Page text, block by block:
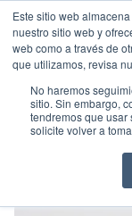
Este sitio web
nuestro sitio web y
web como a través de
que utilizamos, revisa
No haremos
sitio. Sin embargo,
tendremos que usar
solicite volver a
PORSCHE